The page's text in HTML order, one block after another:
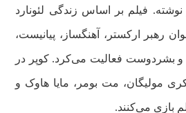
فیلم بر اساس زندگی لئونارد
رهبر ارکستر، آهنگساز، پیانیست،
و بشردوست فعالیت می‌کرد. کوپر در
مولیگان، مت بومر، مایا هاوک و
بازی می‌کنند.